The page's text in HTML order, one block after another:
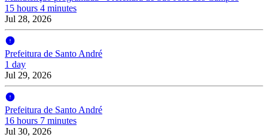
15 hours 4 minutes
Jul 28, 2026
Prefeitura de Santo André
1 day
Jul 29, 2026
Prefeitura de Santo André
16 hours 7 minutes
Jul 30, 2026